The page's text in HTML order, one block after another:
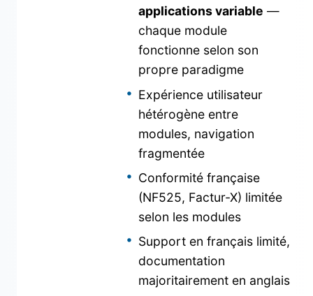
applications variable —
chaque module
fonctionne selon son
propre paradigme
Expérience utilisateur
hétérogène entre
modules, navigation
fragmentée
Conformité française
(NF525, Factur-X) limitée
selon les modules
Support en français limité,
documentation
majoritairement en anglais